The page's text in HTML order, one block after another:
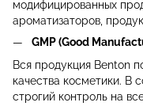
модифицированных
ароматизаторов,
GMP (Good
Вся продукция Benton
качества косметики. В
строгий контроль на